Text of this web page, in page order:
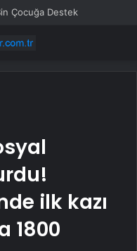
Çocuğa Destek
ilk kazı
1800